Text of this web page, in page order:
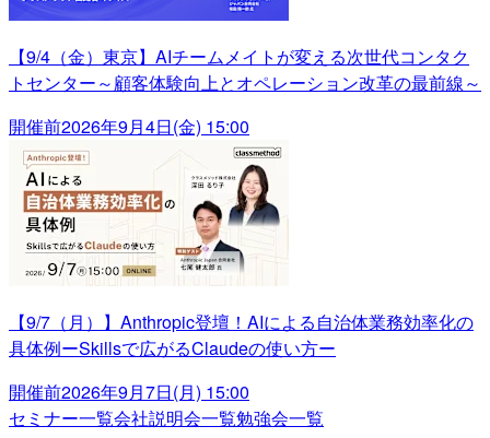
【9/4（金）東京】AIチームメイトが変える次世代コンタク
トセンター～顧客体験向上とオペレーション改革の最前線～
開催前2026年9月4日(金) 15:00
【9/7（月）】Anthropic登壇！AIによる自治体業務効率化の
具体例ーSkillsで広がるClaudeの使い方ー
開催前2026年9月7日(月) 15:00
セミナー一覧会社説明会一覧勉強会一覧